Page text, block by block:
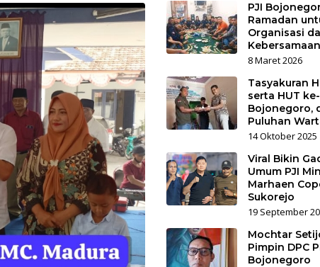
PJI
Ramadan
Organisasi
Kebersamaan
8 Maret 2026
Tasyakuran
serta HUT ke-
Bojonegoro,
Puluhan
14 Oktober 2025
Viral Bikin
Umum PJI
Marhaen
Sukorejo
19 September
Mochtar
Pimpin DPC
Bojonegoro